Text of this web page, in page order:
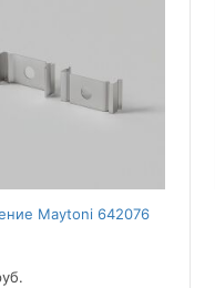
Maytoni 642076